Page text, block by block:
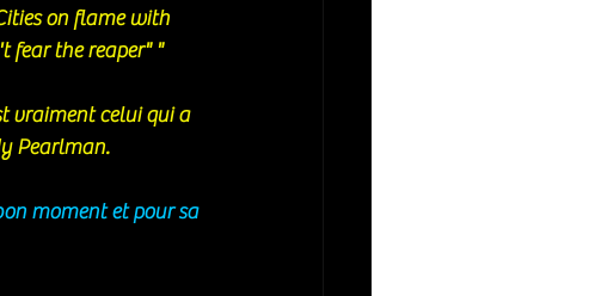
on flame with
fear the reaper" "
vraiment celui qui a
Pearlman.
moment et pour sa